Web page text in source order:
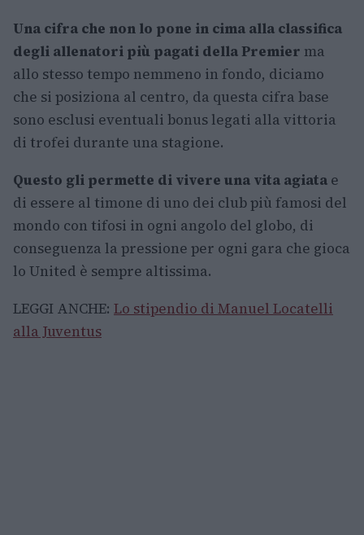
Una cifra che non lo pone in cima alla classifica
degli allenatori più pagati della Premier ma
allo stesso tempo nemmeno in fondo, diciamo
che si posiziona al centro, da questa cifra base
sono esclusi eventuali bonus legati alla vittoria
di trofei durante una stagione.
Questo gli permette di vivere una vita agiata e
di essere al timone di uno dei club più famosi del
mondo con tifosi in ogni angolo del globo, di
conseguenza la pressione per ogni gara che gioca
lo United è sempre altissima.
LEGGI ANCHE: Lo stipendio di Manuel Locatelli
alla Juventus